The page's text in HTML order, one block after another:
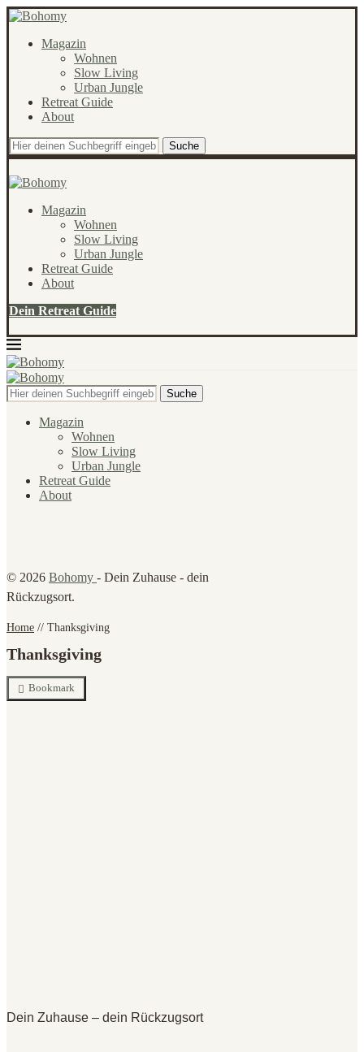
Magazin
Wohnen
Slow Living
Urban Jungle
Retreat Guide
About
Suche
Magazin
Wohnen
Slow Living
Urban Jungle
Retreat Guide
About
Dein Retreat Guide
Suche
Magazin
Wohnen
Slow Living
Urban Jungle
Retreat Guide
About
© 2026 Bohomy - Dein Zuhause - dein
Rückzugsort.
Home // Thanksgiving
Thanksgiving
Bookmark
Dein Zuhause – dein Rückzugsort